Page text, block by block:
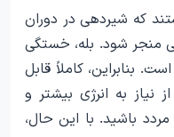
که شیردهی در دوران
منجر شود. بله، خستگی
بنابراین، کاملاً قابل
به انرژی بیشتر و
باشید. با این حال،